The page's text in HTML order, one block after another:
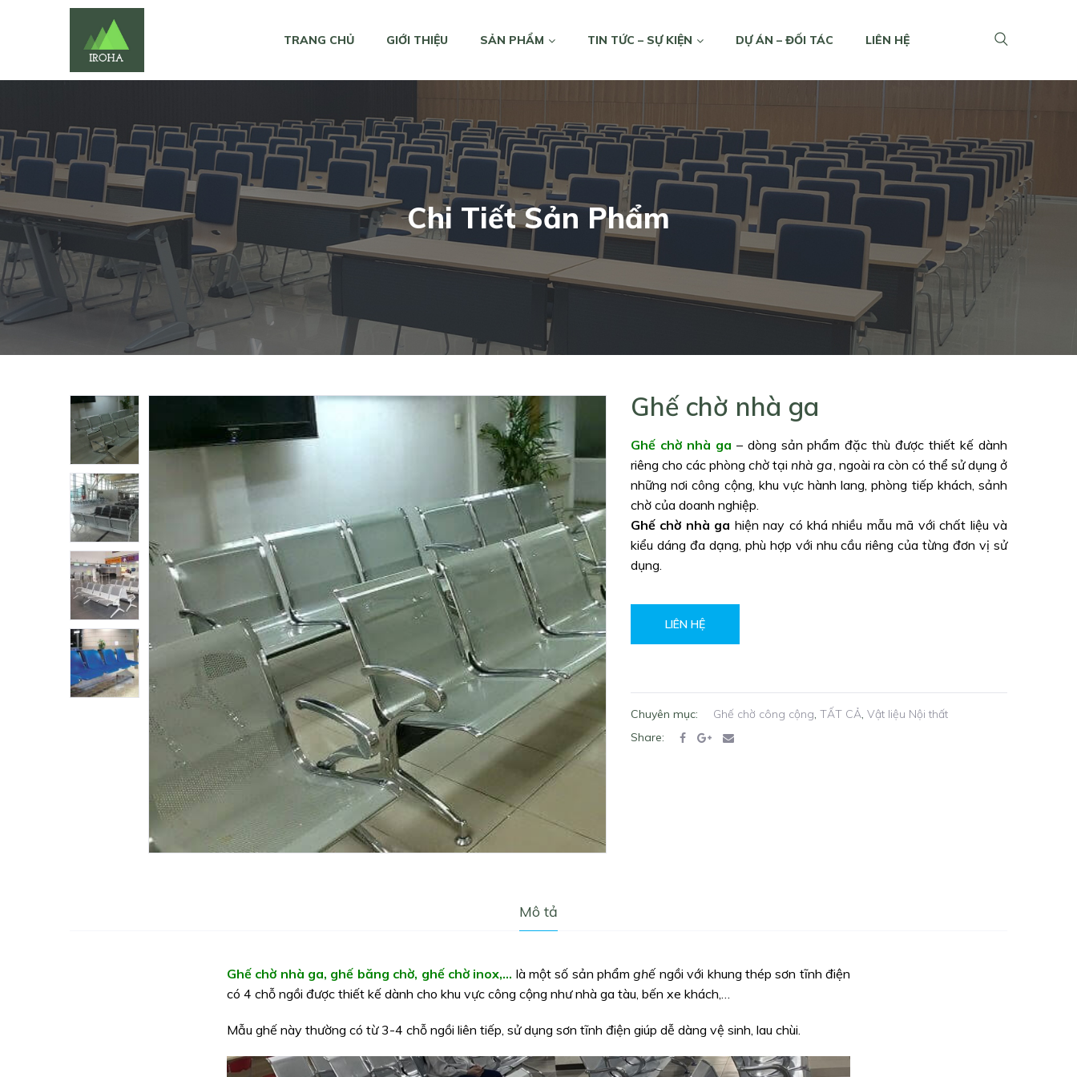
TRANG CHỦ GIỚI THIỆU SẢN PHẨM TIN TỨC – SỰ KIỆN DỰ ÁN – ĐỐI TÁC LIÊN HỆ
Chi Tiết Sản Phẩm
Ghế chờ nhà ga
Ghế chờ nhà ga – dòng sản phẩm đặc thù được thiết kế dành
riêng cho các phòngchờ tại nhà ga, ngoài ra còn có thể sử dụng ở
những nơi công cộng, khu vực hành lang, phòng tiếp khách, sảnh
chờ của doanh nghiệp.
Ghế chờ nhà ga hiện nay có khá nhiều mẫu mã với chất liệu và
kiểu dáng đa dạng, phù hợp với nhu cầu riêng của từng đơn vị sử
dụng.
LIÊN HỆ
Chuyên mục: Ghế chờ công cộng, TẤT CẢ, Vật liệu Nội thất
Share:
Mô tả
Ghế chờ nhà ga, ghế băng chờ, ghế chờ inox,… là một số sản phẩmghếngồi với khung thép sơn tĩnh điện
có 4 chỗ ngồi được thiết kế dành cho khu vực công cộng như nhà ga tàu, bến xe khách,…
Mẫu ghế này thường có từ 3-4 chỗ ngồi liên tiếp, sử dụng sơn tĩnh điện giúp dễ dàng vệ sinh, lau chùi.